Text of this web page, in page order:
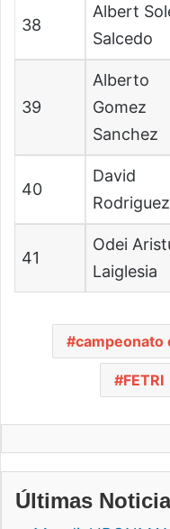
38
Albert
Salcedo
39
Alberto
Gomez
Sanchez
40
David
Rodriguez
41
Odei
Laiglesia
campeonato
FETRI
Últimas